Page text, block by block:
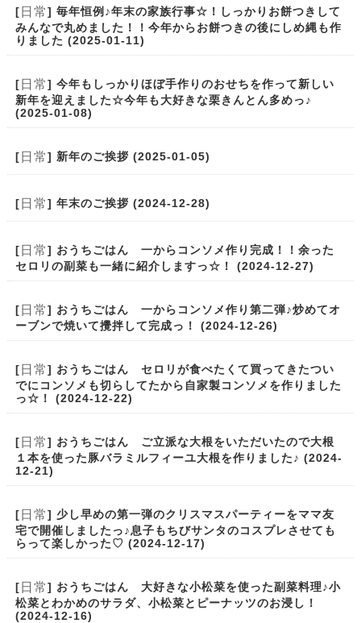
[ 日常] 毎年恒例♪年末の家族行事☆！しっかりお餅つきして
みんなで丸めました！！今年からお餅つきの後にしめ縄も作
りました (2025-01-11)
[ 日常] 今年もしっかりほぼ手作りのおせちを作って新しい
新年を迎えました☆今年も大好きな栗きんとん多めっ♪
(2025-01-08)
[ 日常] 新年のご挨拶 (2025-01-05)
[ 日常] 年末のご挨拶 (2024-12-28)
[ 日常] おうちごはん 一からコンソメ作り完成！！余った
セロリの副菜も一緒に紹介しますっ☆！ (2024-12-27)
[ 日常] おうちごはん 一からコンソメ作り第二弾♪炒めてオ
ーブンで焼いて攪拌して完成っ！ (2024-12-26)
[ 日常] おうちごはん セロリが食べたくて買ってきたつい
でにコンソメも切らしてたから自家製コンソメを作りました
っ☆！ (2024-12-22)
[ 日常] おうちごはん ご立派な大根をいただいたので大根
１本を使った豚バラミルフィーユ大根を作りました♪ (2024-
12-21)
[ 日常] 少し早めの第一弾のクリスマスパーティーをママ友
宅で開催しましたっ♪息子もちびサンタのコスプレさせても
らって楽しかった♡ (2024-12-17)
[ 日常] おうちごはん 大好きな小松菜を使った副菜料理♪小
松菜とわかめのサラダ、小松菜とピーナッツのお浸し！
(2024-12-16)